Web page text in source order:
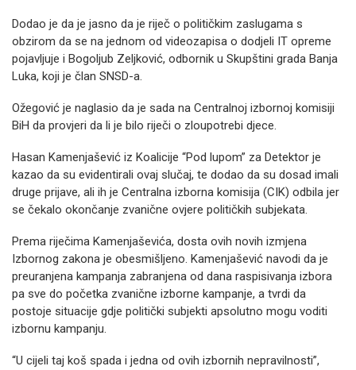
Dodao je da je jasno da je riječ o političkim zaslugama s
obzirom da se na jednom od videozapisa o dodjeli IT opreme
pojavljuje i Bogoljub Zeljković, odbornik u Skupštini grada Banja
Luka, koji je član SNSD-a.
Ožegović je naglasio da je sada na Centralnoj izbornoj komisiji
BiH da provjeri da li je bilo riječi o zloupotrebi djece.
Hasan Kamenjašević iz Koalicije “Pod lupom” za Detektor je
kazao da su evidentirali ovaj slučaj, te dodao da su dosad imali
druge prijave, ali ih je Centralna izborna komisija (CIK) odbila jer
se čekalo okončanje zvanične ovjere političkih subjekata.
Prema riječima Kamenjaševića, dosta ovih novih izmjena
Izbornog zakona je obesmišljeno. Kamenjašević navodi da je
preuranjena kampanja zabranjena od dana raspisivanja izbora
pa sve do početka zvanične izborne kampanje, a tvrdi da
postoje situacije gdje politički subjekti apsolutno mogu voditi
izbornu kampanju.
“U cijeli taj koš spada i jedna od ovih izbornih nepravilnosti”,